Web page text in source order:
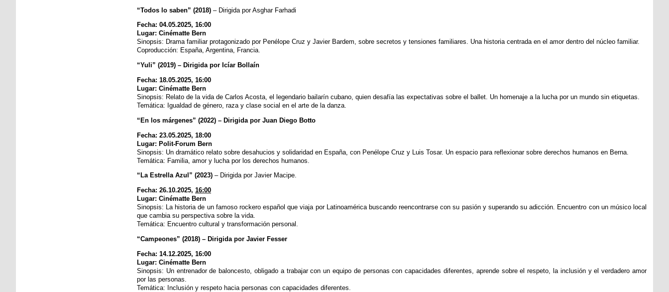
“Todos lo saben” (2018) – Dirigida por Asghar Farhadi
Fecha: 04.05.2025, 16:00
Lugar: Cinématte Bern
Sinopsis: Drama familiar protagonizado por Penélope Cruz y Javier Bardem, sobre secretos y tensiones familiares. Una historia centrada en el amor dentro del núcleo familiar.
Coproducción: España, Argentina, Francia.
“Yuli” (2019) – Dirigida por Icíar Bollaín
Fecha: 18.05.2025, 16:00
Lugar: Cinématte Bern
Sinopsis: Relato de la vida de Carlos Acosta, el legendario bailarín cubano, quien desafía las expectativas sobre el ballet. Un homenaje a la lucha por un mundo sin etiquetas.
Temática: Igualdad de género, raza y clase social en el arte de la danza.
“En los márgenes” (2022) – Dirigida por Juan Diego Botto
Fecha: 23.05.2025, 18:00
Lugar: Polit-Forum Bern
Sinopsis: Un dramático relato sobre desahucios y solidaridad en España, con Penélope Cruz y Luis Tosar. Un espacio para reflexionar sobre derechos humanos en Berna.
Temática: Familia, amor y lucha por los derechos humanos.
“La Estrella Azul” (2023) – Dirigida por Javier Macipe.
Fecha: 26.10.2025, 16:00
Lugar: Cinématte Bern
Sinopsis: La historia de un famoso rockero español que viaja por Latinoamérica buscando reencontrarse con su pasión y superando su adicción. Encuentro con un músico local
que cambia su perspectiva sobre la vida.
Temática: Encuentro cultural y transformación personal.
“Campeones” (2018) – Dirigida por Javier Fesser
Fecha: 14.12.2025, 16:00
Lugar: Cinématte Bern
Sinopsis: Un entrenador de baloncesto, obligado a trabajar con un equipo de personas con capacidades diferentes, aprende sobre el respeto, la inclusión y el verdadero amor
por las personas.
Temática: Inclusión y respeto hacia personas con capacidades diferentes.